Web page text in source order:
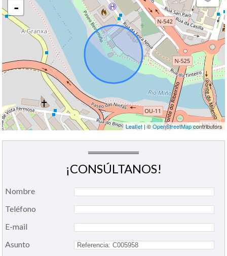
-
Leaflet| ©OpenStreetMapcontributors
¡CONSÚLTANOS!
Nombre
Teléfono
E-mail
Asunto